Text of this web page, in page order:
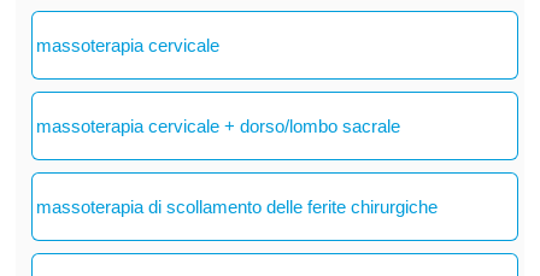
massoterapia cervicale
massoterapia cervicale + dorso/lombo sacrale
massoterapia di scollamento delle ferite chirurgiche